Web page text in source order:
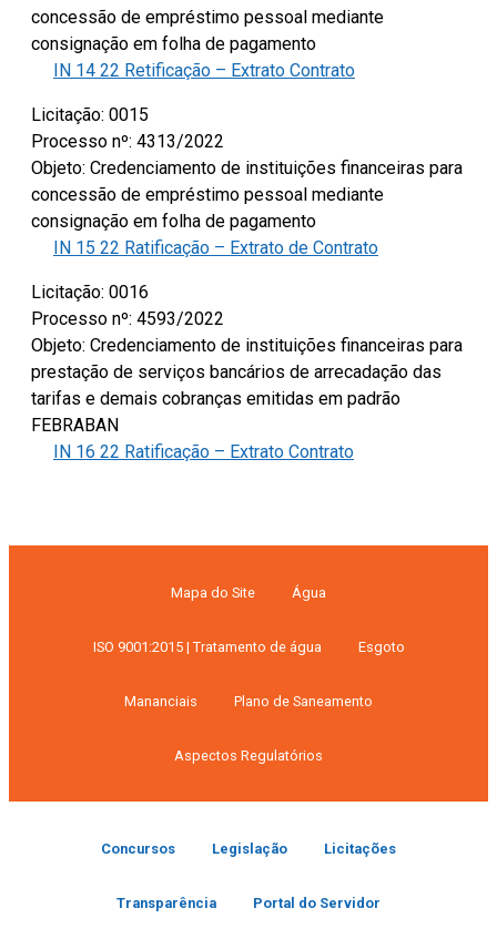
concessão de empréstimo pessoal mediante
consignação em folha de pagamento
IN 14 22 Retificação – Extrato Contrato
Licitação: 0015
Processo nº: 4313/2022
Objeto: Credenciamento de instituições financeiras para
concessão de empréstimo pessoal mediante
consignação em folha de pagamento
IN 15 22 Ratificação – Extrato de Contrato
Licitação: 0016
Processo nº: 4593/2022
Objeto: Credenciamento de instituições financeiras para
prestação de serviços bancários de arrecadação das
tarifas e demais cobranças emitidas em padrão
FEBRABAN
IN 16 22 Ratificação – Extrato Contrato
Mapa do Site Água
ISO 9001:2015 | Tratamento de água Esgoto
Mananciais Plano de Saneamento
Aspectos Regulatórios
Concursos Legislação Licitações
Transparência Portal do Servidor